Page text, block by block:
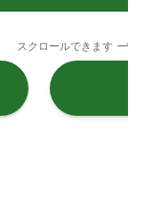
スクロールできます